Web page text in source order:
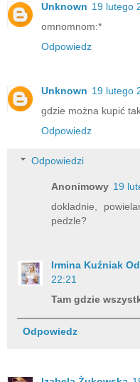
Unknown 19 lutego
omnomnom:*
Odpowiedz
Unknown 19 lutego
gdzie można kupić
Odpowiedz
Odpowiedzi
Anonimowy 19
dokladnie,
pedzle?
Irmina Kuźniak
22:21
Tam gdzie
Odpowiedz